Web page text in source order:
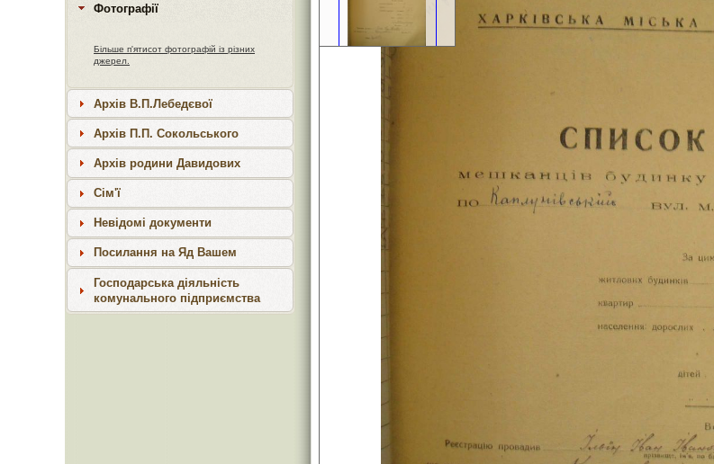
Фотографії
Більше п'ятисот фотографій із різних
джерел.
Архів В.П.Лебедєвої
Архів П.П. Сокольського
Архів родини Давидових
Сім'ї
Невідомі документи
Посилання на Яд Вашем
Господарська діяльність
комунального підприємства